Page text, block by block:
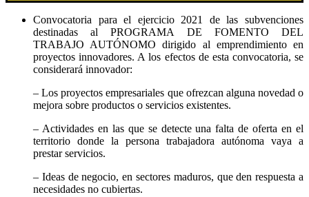
Convocatoria para el ejercicio 2021 de las subvenciones
destinadas al PROGRAMA DE FOMENTO DEL
TRABAJO AUTÓNOMO dirigido al emprendimiento en
proyectos innovadores. A los efectos de esta convocatoria, se
considerará innovador:
– Los proyectos empresariales que ofrezcan alguna novedad o
mejora sobre productos o servicios existentes.
– Actividades en las que se detecte una falta de oferta en el
territorio donde la persona trabajadora autónoma vaya a
prestar servicios.
– Ideas de negocio, en sectores maduros, que den respuesta a
necesidades no cubiertas.